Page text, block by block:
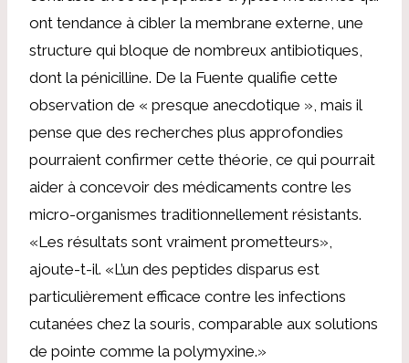
ont tendance à cibler la membrane externe, une
structure qui bloque de nombreux antibiotiques,
dont la pénicilline. De la Fuente qualifie cette
observation de « presque anecdotique », mais il
pense que des recherches plus approfondies
pourraient confirmer cette théorie, ce qui pourrait
aider à concevoir des médicaments contre les
micro-organismes traditionnellement résistants.
«Les résultats sont vraiment prometteurs»,
ajoute-t-il. «L’un des peptides disparus est
particulièrement efficace contre les infections
cutanées chez la souris, comparable aux solutions
de pointe comme la polymyxine.»